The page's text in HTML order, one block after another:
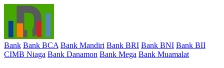
Bank Bank BCA Bank Mandiri Bank BRI Bank BNI Bank BII
CIMB Niaga Bank Danamon Bank Mega Bank Muamalat